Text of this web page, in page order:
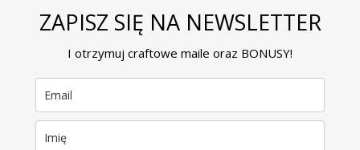
ZAPISZ SIĘ NA NEWSLETTER
I otrzymuj craftowe maile oraz BONUSY!